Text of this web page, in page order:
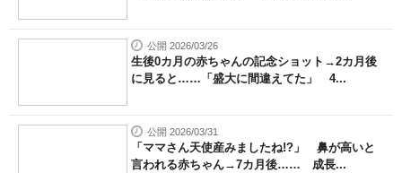
公開 2026/03/26
生後0カ月の赤ちゃんの記念ショット→2カ月後
に見ると……「盛大に間違えてた」 4...
公開 2026/03/31
「ママさん天使産みましたね!?」 鼻が高いと
言われる赤ちゃん→7カ月後…… 成長...